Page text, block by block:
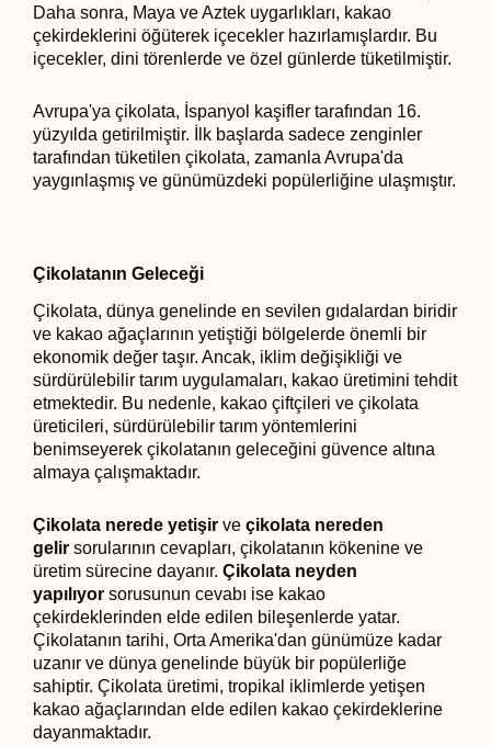
Daha sonra, Maya ve Aztek uygarlıkları, kakao
çekirdeklerini öğüterek içecekler hazırlamışlardır. Bu
içecekler, dini törenlerde ve özel günlerde tüketilmiştir.
Avrupa'ya çikolata, İspanyol kaşifler tarafından 16.
yüzyılda getirilmiştir. İlk başlarda sadece zenginler
tarafından tüketilen çikolata, zamanla Avrupa'da
yaygınlaşmış ve günümüzdeki popülerliğine ulaşmıştır.
Çikolatanın Geleceği
Çikolata, dünya genelinde en sevilen gıdalardan biridir
ve kakao ağaçlarının yetiştiği bölgelerde önemli bir
ekonomik değer taşır. Ancak, iklim değişikliği ve
sürdürülebilir tarım uygulamaları, kakao üretimini tehdit
etmektedir. Bu nedenle, kakao çiftçileri ve çikolata
üreticileri, sürdürülebilir tarım yöntemlerini
benimseyerek çikolatanın geleceğini güvence altına
almaya çalışmaktadır.
Çikolata nerede yetişir ve çikolata nereden
gelir sorularının cevapları, çikolatanın kökenine ve
üretim sürecine dayanır. Çikolata neyden
yapılıyor sorusunun cevabı ise kakao
çekirdeklerinden elde edilen bileşenlerde yatar.
Çikolatanın tarihi, Orta Amerika'dan günümüze kadar
uzanır ve dünya genelinde büyük bir popülerliğe
sahiptir. Çikolata üretimi, tropikal iklimlerde yetişen
kakao ağaçlarından elde edilen kakao çekirdeklerine
dayanmaktadır.